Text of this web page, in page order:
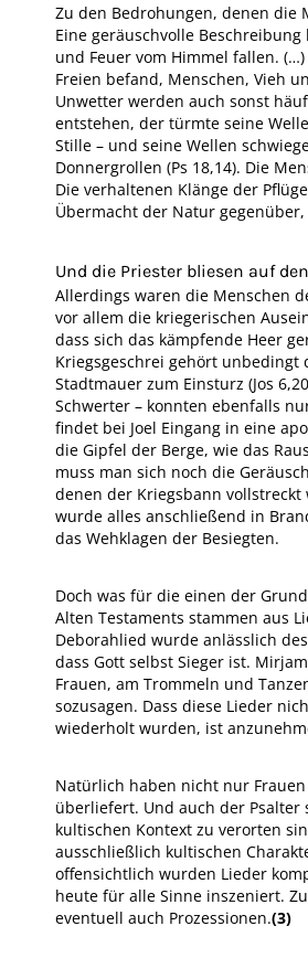
Zu den Bedrohungen, denen die
Eine geräuschvolle
und Feuer vom Himmel fallen.
Freien befand, Menschen, Vieh
Unwetter werden auch sonst
entstehen, der türmte seine
Stille – und seine Wellen
Donnergrollen (Ps 18,14). Die
Die verhaltenen Klänge der
Übermacht der Natur
Und die Priester bliesen auf
Allerdings waren die Menschen
vor allem die kriegerischen
dass sich das kämpfende Heer
Kriegsgeschrei gehört unbedingt
Stadtmauer zum Einsturz (Jos
Schwerter – konnten ebenfalls
findet bei Joel Eingang in eine
die Gipfel der Berge, wie das
muss man sich noch die
denen der Kriegsbann
wurde alles anschließend in
das Wehklagen der Besiegten.
Doch was für die einen der
Alten Testaments stammen aus
Deborahlied wurde anlässlich
dass Gott selbst Sieger ist.
Frauen, am Trommeln und
sozusagen. Dass diese Lieder
wiederholt wurden, ist
Natürlich haben nicht nur
überliefert. Und auch der Psalter
kultischen Kontext zu verorten
ausschließlich kultischen
offensichtlich wurden Lieder
heute für alle Sinne inszeniert.
eventuell auch Prozessionen.(3)